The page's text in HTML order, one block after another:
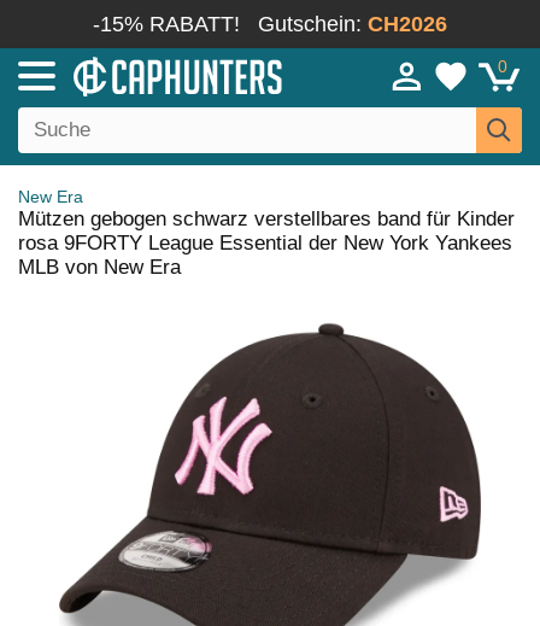
-15% RABATT! Gutschein: CH2026
0
New Era
Mützen gebogen schwarz verstellbares band für Kinder
rosa 9FORTY League Essential der New York Yankees
MLB von New Era